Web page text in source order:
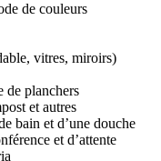
de couleurs
vitres, miroirs)
de planchers
et autres
bain et d’une douche
et d’attente